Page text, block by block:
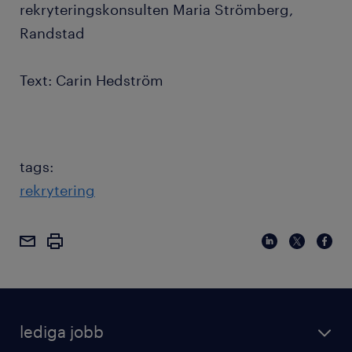
rekryteringskonsulten Maria Strömberg,
Randstad
Text: Carin Hedström
tags:
rekrytering
lediga jobb